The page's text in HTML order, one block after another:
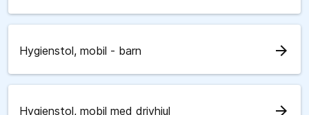
Hygienstol, mobil - barn arrow_forward
Hygienstol, mobil med drivhjul arrow_forward